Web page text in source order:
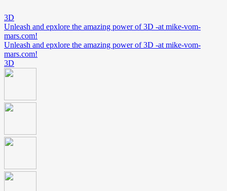
3D
Unleash and epxlore the amazing power of 3D -at mike-vom-
mars.com!
Unleash and epxlore the amazing power of 3D -at mike-vom-
mars.com!
3D